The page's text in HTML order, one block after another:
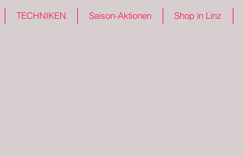
TECHNIKEN Saison-Aktionen Shop in Linz